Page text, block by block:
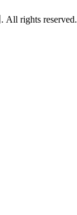
All rights reserved.